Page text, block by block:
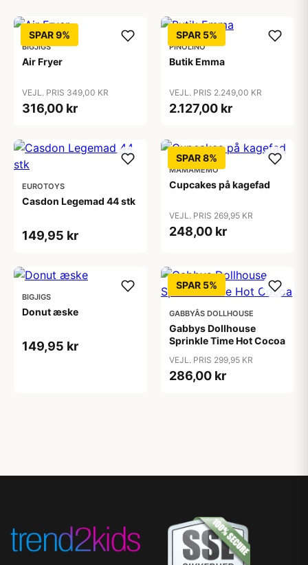
SPAR 9%
BIGJIGS
Air Fryer
VEJL. PRIS 349,00 KR
316,00 kr
SPAR 5%
PINOLINO
Butik Emma
VEJL. PRIS 2.249,00 KR
2.127,00 kr
EUROTOYS
Casdon Legemad 44 stk
149,95 kr
SPAR 8%
MAMAMEMO
Cupcakes på kagefad
VEJL. PRIS 269,95 KR
248,00 kr
BIGJIGS
Donut æske
149,95 kr
SPAR 5%
GABBYÂS DOLLHOUSE
Gabbys Dollhouse
Sprinkle Time Hot Cocoa
VEJL. PRIS 299,95 KR
286,00 kr